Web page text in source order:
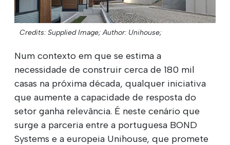
Credits: Supplied Image; Author: Unihouse;
Num contexto em que se estima a
necessidade de construir cerca de 180 mil
casas na próxima década, qualquer iniciativa
que aumente a capacidade de resposta do
setor ganha relevância. É neste cenário que
surge a parceria entre a portuguesa BOND
Systems e a europeia Unihouse, que promete